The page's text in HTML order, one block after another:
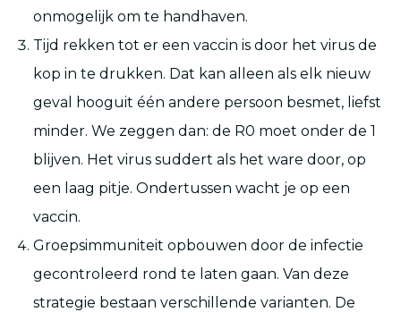
onmogelijk om te handhaven.
Tijd rekken tot er een vaccin is door het virus de
kop in te drukken. Dat kan alleen als elk nieuw
geval hooguit één andere persoon besmet, liefst
minder. We zeggen dan: de R0 moet onder de 1
blijven. Het virus suddert als het ware door, op
een laag pitje. Ondertussen wacht je op een
vaccin.
Groepsimmuniteit opbouwen door de infectie
gecontroleerd rond te laten gaan. Van deze
strategie bestaan verschillende varianten. De